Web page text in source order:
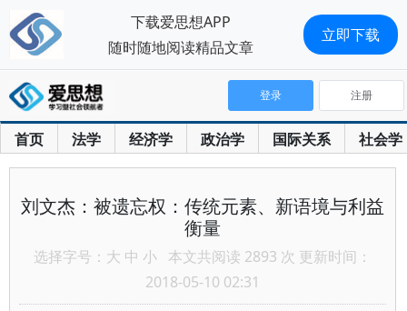
首页 法学 经济学 政治学 国际关系 社会学
登录 注册
刘文杰：被遗忘权：传统元素、新语境与利益
衡量
选择字号： 大 中 小 本文共阅读 2893 次 更新时间：
2018-05-10 02:31
下载爱思想APP
随时随地阅读精品文章
立即下载